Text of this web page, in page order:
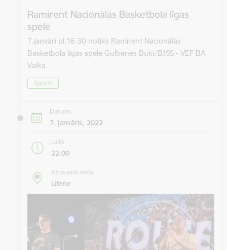
Ramirent Nacionālās Basketbola līgas
spēle
7.janvārī pl.16.30 notiks Ramirent Nacionālās
Basketbola līgas spēle Gulbenes Buki/BJSS - VEF BA
Valkā.
Sports
Datums
7. janvāris, 2022
Laiks
22.00
Atrašanās vieta
Litene